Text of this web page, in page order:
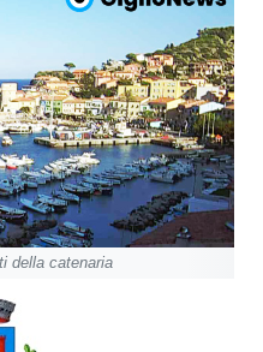
della catenaria